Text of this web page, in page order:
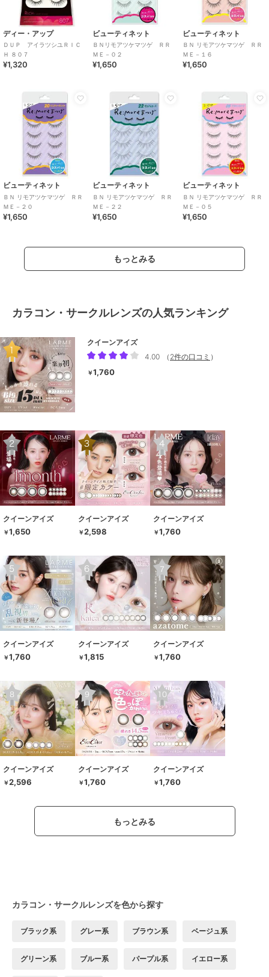
ディー・アップ
ＤＵＰ アイラツシユＲＩＣ
Ｈ ８０７
¥1,320
ビューティネット
ＢＮリモアツケマツゲ ＲＲ
ＭＥ－０２
¥1,650
ビューティネット
ＢＮ リモアツケマツゲ ＲＲ
ＭＥ－１６
¥1,650
ビューティネット
ＢＮ リモアツケマツゲ ＲＲ
ＭＥ－２０
¥1,650
ビューティネット
ＢＮ リモアツケマツゲ ＲＲ
ＭＥ－２２
¥1,650
ビューティネット
ＢＮ リモアツケマツゲ ＲＲ
ＭＥ－０５
¥1,650
もっとみる
カラコン・サークルレンズの人気ランキング
クイーンアイズ
4.00
（ 2件の口コミ ）
￥1,760
クイーンアイズ
￥1,650
クイーンアイズ
￥2,598
クイーンアイズ
￥1,760
クイーンアイズ
￥1,760
クイーンアイズ
￥1,815
クイーンアイズ
￥1,760
クイーンアイズ
￥2,596
クイーンアイズ
￥1,760
クイーンアイズ
￥1,760
もっとみる
カラコン・サークルレンズを色から探す
ブラック系 グレー系 ブラウン系 ベージュ系
グリーン系 ブルー系 パープル系 イエロー系